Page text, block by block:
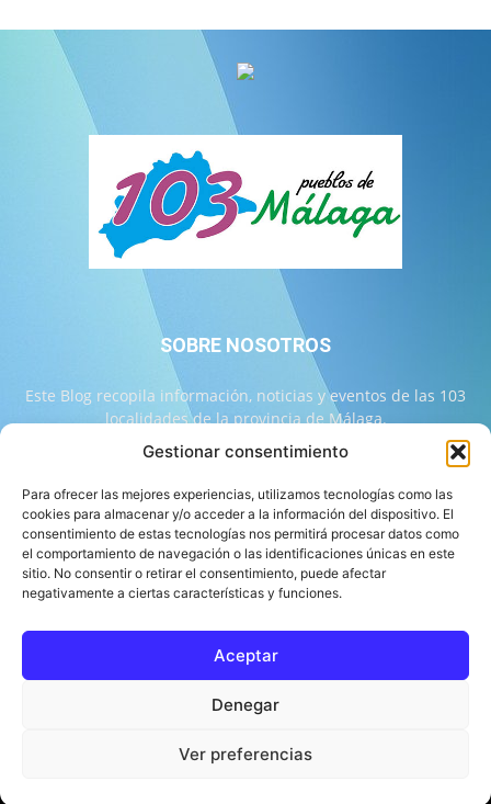
Gestionar consentimiento
Para ofrecer las mejores experiencias, utilizamos tecnologías como las
cookies para almacenar y/o acceder a la información del dispositivo. El
consentimiento de estas tecnologías nos permitirá procesar datos como
el comportamiento de navegación o las identificaciones únicas en este
sitio. No consentir o retirar el consentimiento, puede afectar
negativamente a ciertas características y funciones.
Aceptar
Denegar
Ver preferencias
SOBRE NOSOTROS
Este Blog recopila información, noticias y eventos de las 103
localidades de la provincia de Málaga.
Contáctanos: info@103malaga.com
SÍGUENOS
Equipo de 103 Málaga
Aviso Legal